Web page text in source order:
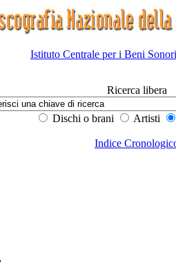
Istituto Centrale per i Beni
Ricerca libera
Dischi o brani Artisti
Indice